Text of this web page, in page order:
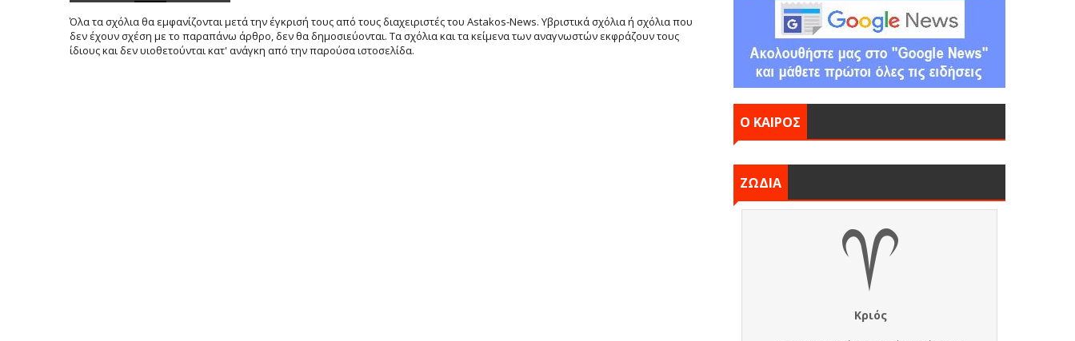
Όλα τα σχόλια θα εμφανίζονται μετά την έγκρισή τους από τους διαχειριστές του Astakos-News. Υβριστικά σχόλια ή σχόλια που
δεν έχουν σχέση με το παραπάνω άρθρο, δεν θα δημοσιεύονται. Τα σχόλια και τα κείμενα των αναγνωστών εκφράζουν τους
ίδιους και δεν υιοθετούνται κατ' ανάγκη από την παρούσα ιστοσελίδα.
Ο ΚΑΙΡΟΣ
ΖΩΔΙΑ